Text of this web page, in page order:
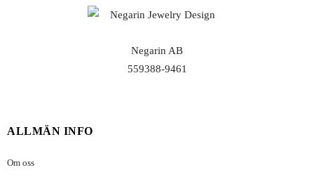
Negarin AB
559388-9461
ALLMÄN INFO
Om oss